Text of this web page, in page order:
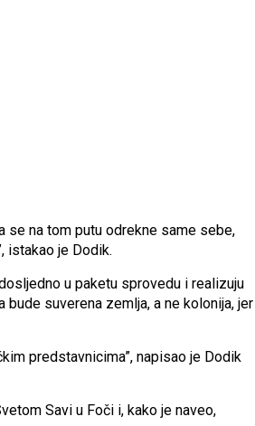
se na tom putu odrekne same sebe,
istakao je Dodik.
u paketu sprovedu i realizuju
suverena zemlja, a ne kolonija, jer
predstavnicima”, napisao je Dodik
Savi u Foči i, kako je naveo,